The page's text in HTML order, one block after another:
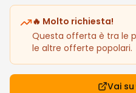
🔥 Molto richiesta!
Questa offerta è tra le
le altre offerte popolari.
Vai su